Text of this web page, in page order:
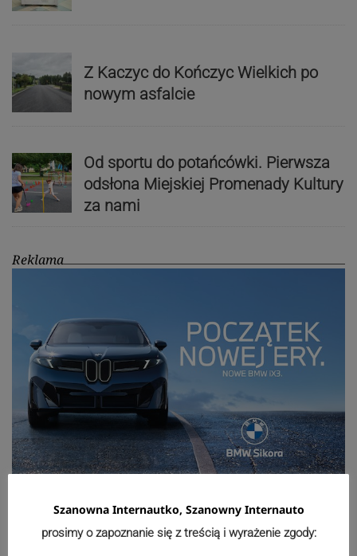
Z Kaczyc do Kończyc Wielkich po
nowym asfalcie
Od sportu do potańcówki. Pierwsza
odsłona Miejskiej Promenady Kultury
za nami
Reklama
SportSzanowna Internautko, Szanowny Internauto
prosimy o zapoznanie się z treścią i wyrażenie zgody: